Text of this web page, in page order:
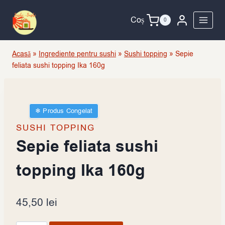
content
Coș 0
Acasă » Ingrediente pentru sushi » Sushi topping » Sepie
feliata sushi topping Ika 160g
❄︎ Produs Congelat
SUSHI TOPPING
Sepie feliata sushi
topping Ika 160g
45,50 lei